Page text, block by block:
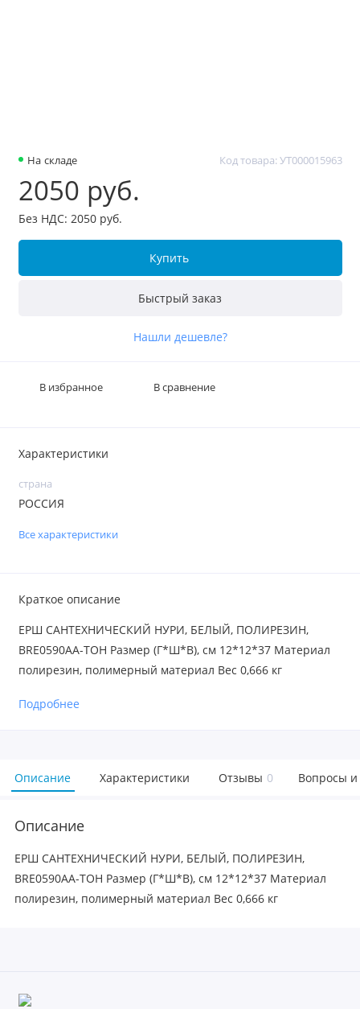
На складе Код товара: УТ000015963
2050 руб.
Без НДС: 2050 руб.
Купить
Быстрый заказ
Нашли дешевле?
В избранное В сравнение
Характеристики
страна
РОССИЯ
Все характеристики
Краткое описание
ЕРШ САНТЕХНИЧЕСКИЙ НУРИ, БЕЛЫЙ, ПОЛИРЕЗИН,
BRE0590AA-TOH Размер (Г*Ш*В), см 12*12*37 Материал
полирезин, полимерный материал Вес 0,666 кг
Подробнее
Описание Характеристики Отзывы 0 Вопросы и
Описание
ЕРШ САНТЕХНИЧЕСКИЙ НУРИ, БЕЛЫЙ, ПОЛИРЕЗИН,
BRE0590AA-TOH Размер (Г*Ш*В), см 12*12*37 Материал
полирезин, полимерный материал Вес 0,666 кг